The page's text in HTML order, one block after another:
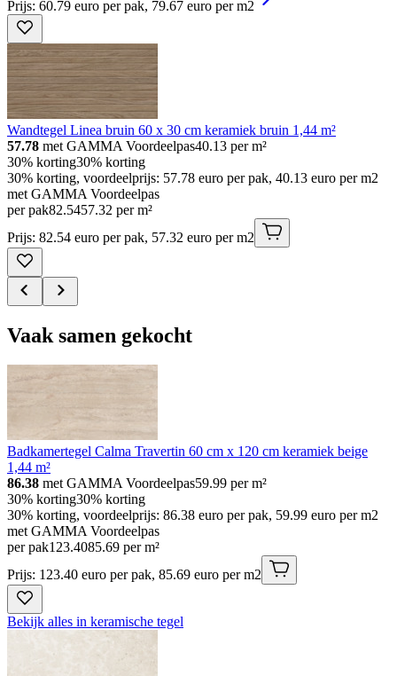
Prijs: 60.79 euro per pak, 79.67 euro per m2
Wandtegel Linea bruin 60 x 30 cm keramiek bruin 1,44 m²
57.78 met GAMMA Voordeelpas40.13 per m²
30% korting30% korting
30% korting, voordeelprijs: 57.78 euro per pak, 40.13 euro per m2
met GAMMA Voordeelpas
per pak82.5457.32 per m²
Prijs: 82.54 euro per pak, 57.32 euro per m2
Vaak samen gekocht
Badkamertegel Calma Travertin 60 cm x 120 cm keramiek beige
1,44 m²
86.38 met GAMMA Voordeelpas59.99 per m²
30% korting30% korting
30% korting, voordeelprijs: 86.38 euro per pak, 59.99 euro per m2
met GAMMA Voordeelpas
per pak123.4085.69 per m²
Prijs: 123.40 euro per pak, 85.69 euro per m2
Bekijk alles in keramische tegel